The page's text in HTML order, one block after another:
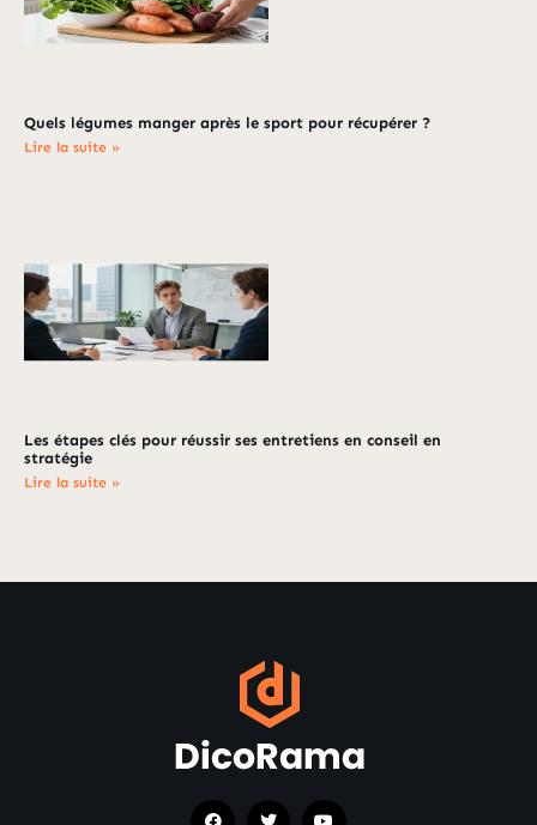
Quels légumes manger après le sport pour récupérer ?
Lire la suite »
Les étapes clés pour réussir ses entretiens en conseil en
stratégie
Lire la suite »